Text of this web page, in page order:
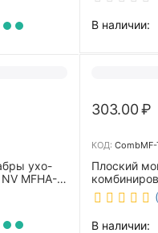
В наличии:
ухо-
MFHA-
303.00₽
КОД:
Плоский
бежевый
m-40/C
В наличии: